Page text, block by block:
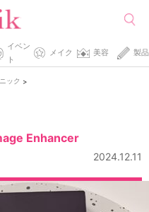
イベン
ト
メイク 美容 製品
ック >
Enhancer
2024.12.11